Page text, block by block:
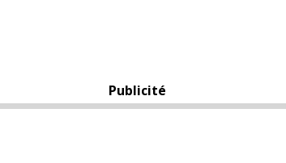
Publicité